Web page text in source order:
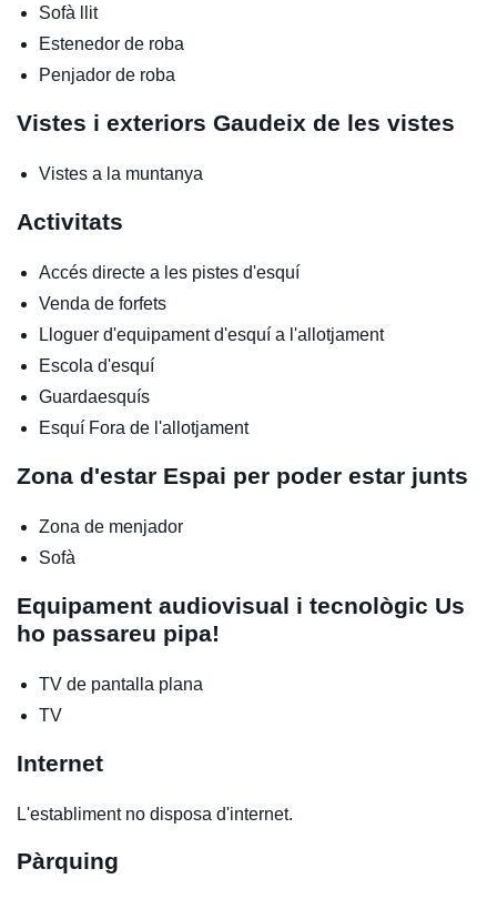
Sofà llit
Estenedor de roba
Penjador de roba
Vistes i exteriors Gaudeix de les vistes
Vistes a la muntanya
Activitats
Accés directe a les pistes d'esquí
Venda de forfets
Lloguer d'equipament d'esquí a l'allotjament
Escola d'esquí
Guardaesquís
Esquí Fora de l'allotjament
Zona d'estar Espai per poder estar junts
Zona de menjador
Sofà
Equipament audiovisual i tecnològic Us
ho passareu pipa!
TV de pantalla plana
TV
Internet
L'establiment no disposa d'internet.
Pàrquing